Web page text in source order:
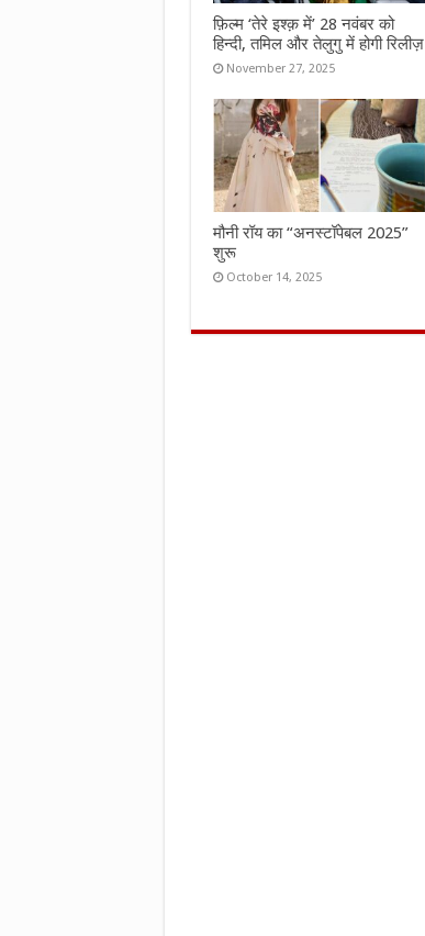
फ़िल्म ‘तेरे इश्क़ में’ 28 नवंबर को
हिन्दी, तमिल और तेलुगु में होगी रिलीज़
November 27, 2025
मौनी रॉय का “अनस्टॉपेबल 2025”
शुरू
October 14, 2025